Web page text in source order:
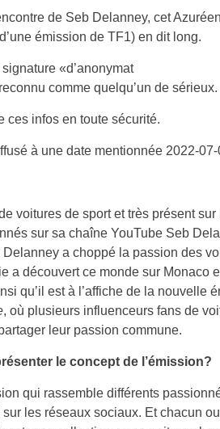
de Seb Delanney, cet
émission de TF1) en dit long.
«d’anonymat
comme quelqu’un de sérieux.
ces infos en toute sécurité.
à une date mentionnée 2022-
voitures de sport et très présent
sur sa chaîne YouTube Seb
Delanney a choppé la passion des
a découvert ce monde sur Monaco
qu’il est à l’affiche de la nouvelle
, où plusieurs influenceurs fans de
leur passion commune.
le concept de l’émission?
qui rassemble différents
les réseaux sociaux. Et chacun